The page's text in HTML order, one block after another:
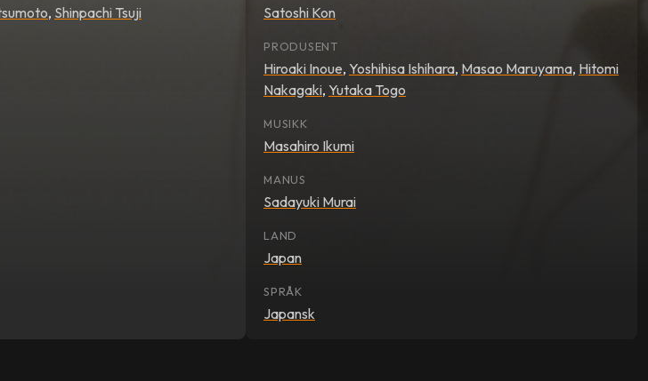
, Shinpachi Tsuji Satoshi Kon
PRODUSENT
Hiroaki Inoue, Yoshihisa Ishihara, Masao Maruyama, Hitomi
Nakagaki, Yutaka Togo
MUSIKK
Masahiro Ikumi
MANUS
Sadayuki Murai
LAND
Japan
SPRÅK
Japansk